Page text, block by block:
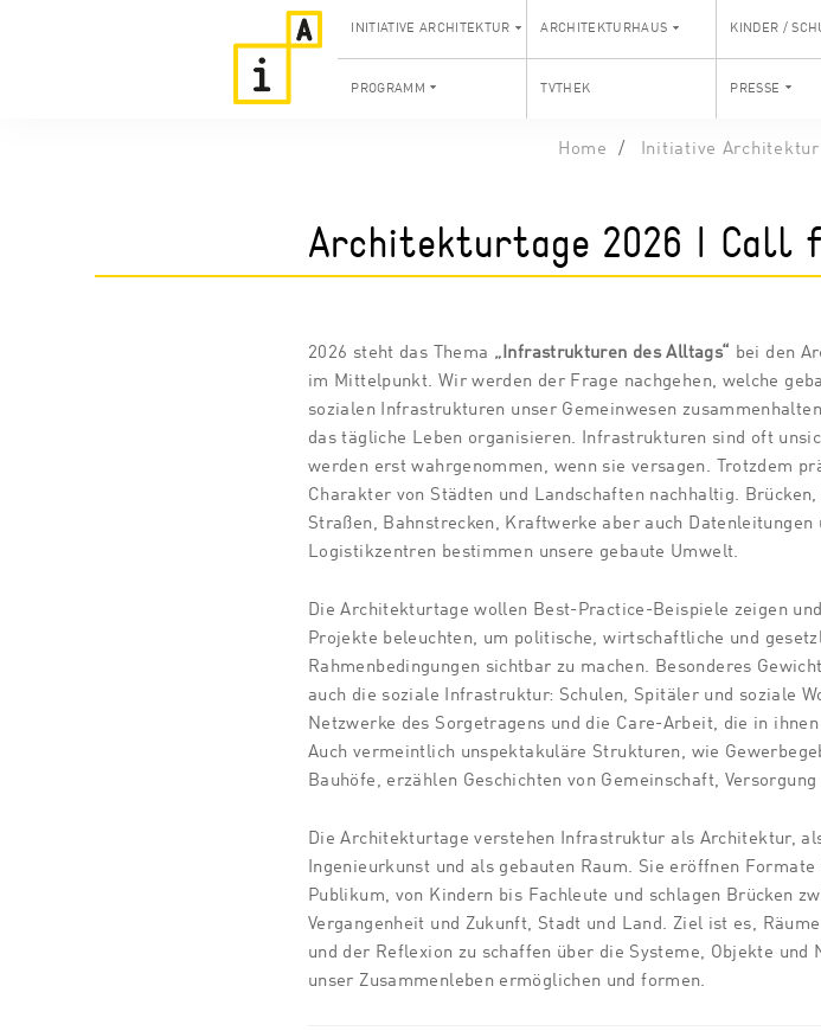
INITIATIVE ARCHITEKTUR ARCHITEKTURHAUS KINDER /
PROGRAMM TVTHEK PRESSE
Home Initiative Architektur
Architekturtage 2026 | Call
2026 steht das Thema „Infrastrukturen des Alltags“ bei den
im Mittelpunkt. Wir werden der Frage nachgehen, welche
sozialen Infrastrukturen unser Gemeinwesen
das tägliche Leben organisieren. Infrastrukturen sind oft
werden erst wahrgenommen, wenn sie versagen. Trotzdem
Charakter von Städten und Landschaften nachhaltig. Brücken,
Straßen, Bahnstrecken, Kraftwerke aber auch Datenleitungen
Logistikzentren bestimmen unsere gebaute Umwelt.
Die Architekturtage wollen Best-Practice-Beispiele zeigen
Projekte beleuchten, um politische, wirtschaftliche und
Rahmenbedingungen sichtbar zu machen. Besonderes
auch die soziale Infrastruktur: Schulen, Spitäler und soziale
Netzwerke des Sorgetragens und die Care-Arbeit, die in
Auch vermeintlich unspektakuläre Strukturen, wie
Bauhöfe, erzählen Geschichten von Gemeinschaft, Versorgung
Die Architekturtage verstehen Infrastruktur als Architektur,
Ingenieurkunst und als gebauten Raum. Sie eröffnen
Publikum, von Kindern bis Fachleute und schlagen Brücken
Vergangenheit und Zukunft, Stadt und Land. Ziel ist es,
und der Reflexion zu schaffen über die Systeme, Objekte und
unser Zusammenleben ermöglichen und formen.